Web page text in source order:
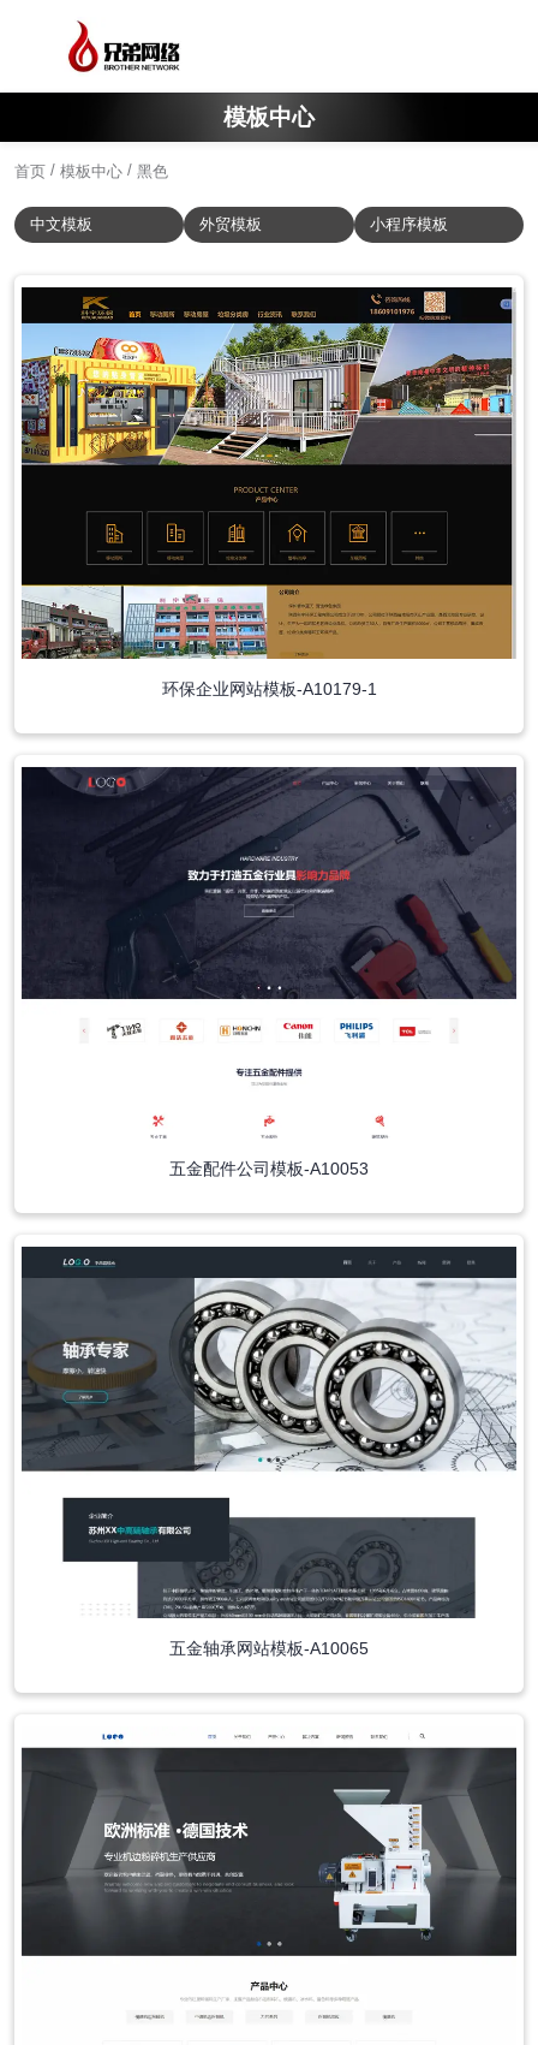
模板中心
首页 / 模板中心 / 黑色
中文模板 外贸模板 小程序模板
环保企业网站模板-A10179-1
五金配件公司模板-A10053
五金轴承网站模板-A10065